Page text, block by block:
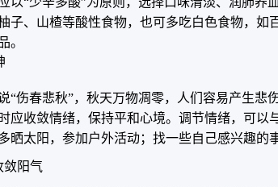
子、山楂等酸性食物，也可多吃白色食物，如
。
“伤春悲秋”，秋天万物凋零，人们容易产生悲
应收敛情绪，保持平和心境。调节情绪，可以
晒太阳，参加户外活动；找一些自己感兴趣的
敛阳气